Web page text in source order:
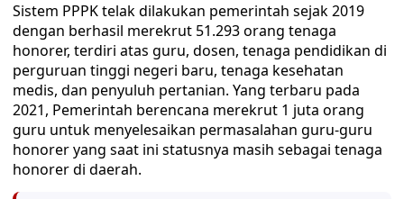
Sistem PPPK telak dilakukan pemerintah sejak 2019
dengan berhasil merekrut 51.293 orang tenaga
honorer, terdiri atas guru, dosen, tenaga pendidikan di
perguruan tinggi negeri baru, tenaga kesehatan
medis, dan penyuluh pertanian. Yang terbaru pada
2021, Pemerintah berencana merekrut 1 juta orang
guru untuk menyelesaikan permasalahan guru-guru
honorer yang saat ini statusnya masih sebagai tenaga
honorer di daerah.